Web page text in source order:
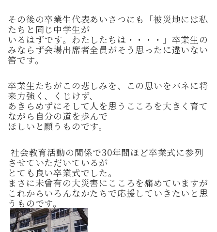
その後の卒業生代表あいさつにも「被災地には私
たちと同じ中学生が
いるはずです。わたしたちは・・・・」卒業生の
みならず会場出席者全員がそう思ったに違いない
筈です。
卒業生たちがこの悲しみを、この思いをバネに将
来力強く、くじけず、
あきらめずにそして人を思うこころを大きく育て
ながら自分の道を歩んで
ほしいと願うものです。
社会教育活動の関係で30年間ほど卒業式に参列
させていただいているが
とても良い卒業式でした。
まさに未曾有の大災害にこころを痛めていますが
これからいろんなかたちで応援していきたいと思
うものです。